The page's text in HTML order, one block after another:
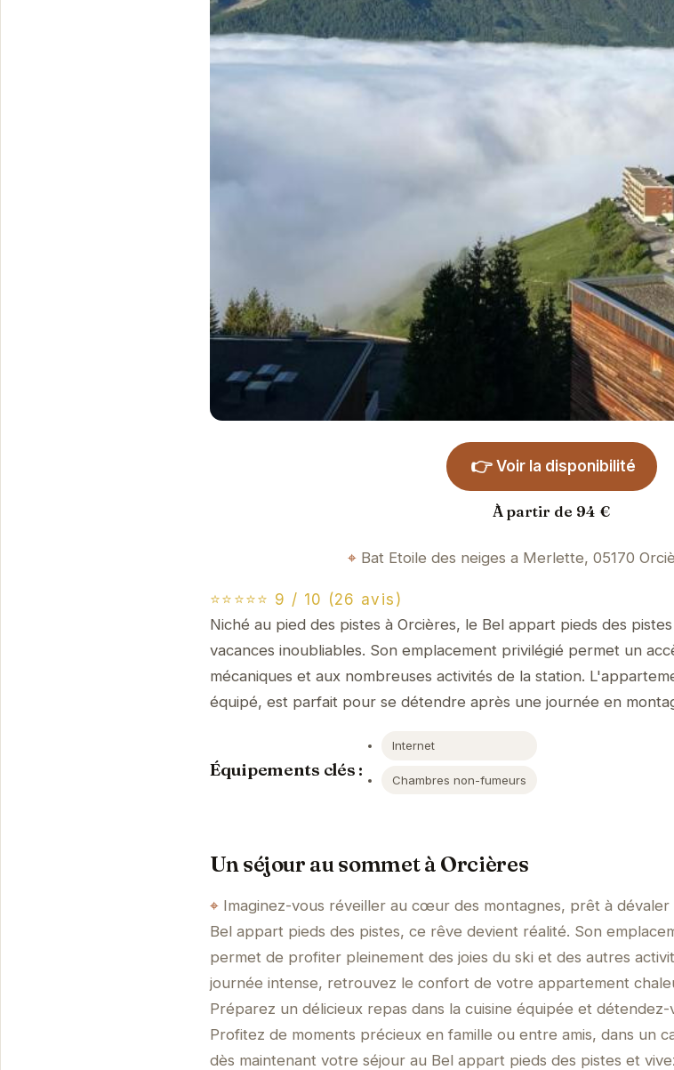
👉 Voir la disponibilité
À partir de 94 €
Bat Etoile des neiges a Merlette, 05170
⭐⭐⭐⭐⭐ 9 / 10 (26 avis)
Niché au pied des pistes à Orcières, le Bel appart pieds des
vacances inoubliables. Son emplacement privilégié permet un
mécaniques et aux nombreuses activités de la station.
équipé, est parfait pour se détendre après une journée en
Équipements clés :
Internet
Chambres non-fumeurs
Un séjour au sommet à Orcières
Imaginez-vous réveiller au cœur des montagnes, prêt à dévaler
Bel appart pieds des pistes, ce rêve devient réalité. Son
permet de profiter pleinement des joies du ski et des autres
journée intense, retrouvez le confort de votre appartement
Préparez un délicieux repas dans la cuisine équipée et
Profitez de moments précieux en famille ou entre amis, dans un
dès maintenant votre séjour au Bel appart pieds des pistes et